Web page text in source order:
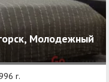
Молодежный
г.